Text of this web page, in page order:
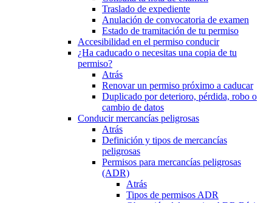
Traslado de expediente
Anulación de convocatoria de examen
Estado de tramitación de tu permiso
Accesibilidad en el permiso conducir
¿Ha caducado o necesitas una copia de tu
permiso?
Atrás
Renovar un permiso próximo a caducar
Duplicado por deterioro, pérdida, robo o
cambio de datos
Conducir mercancías peligrosas
Atrás
Definición y tipos de mercancías
peligrosas
Permisos para mercancías peligrosas
(ADR)
Atrás
Tipos de permisos ADR